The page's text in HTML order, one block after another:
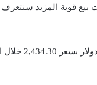
هبوطي وسط عمليات بيع قوية المزيد
في تفاصيل تراجع عملة إيثريوم وريبل بنسبة